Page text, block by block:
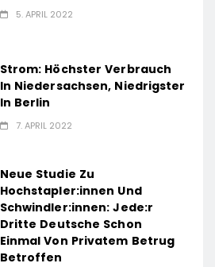
5. APRIL 2022
Strom: Höchster Verbrauch
In Niedersachsen, Niedrigster
In Berlin
7. APRIL 2022
Neue Studie Zu
Hochstapler:innen Und
Schwindler:innen: Jede:r
Dritte Deutsche Schon
Einmal Von Privatem Betrug
Betroffen